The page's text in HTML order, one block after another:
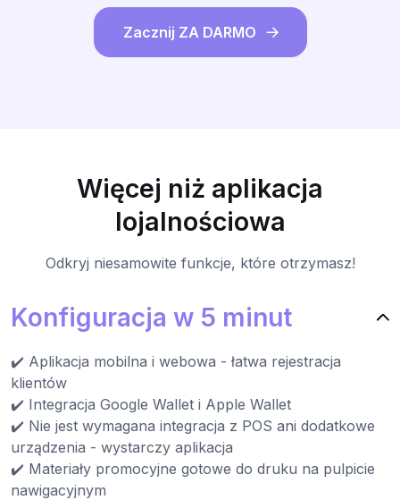
Zacznij ZA DARMO
Więcej niż aplikacja
lojalnościowa
Odkryj niesamowite funkcje, które otrzymasz!
Konfiguracja w 5 minut
✔️ Aplikacja mobilna i webowa - łatwa rejestracja
klientów
✔️ Integracja Google Wallet i Apple Wallet
✔️ Nie jest wymagana integracja z POS ani dodatkowe
urządzenia - wystarczy aplikacja
✔️ Materiały promocyjne gotowe do druku na pulpicie
nawigacyjnym